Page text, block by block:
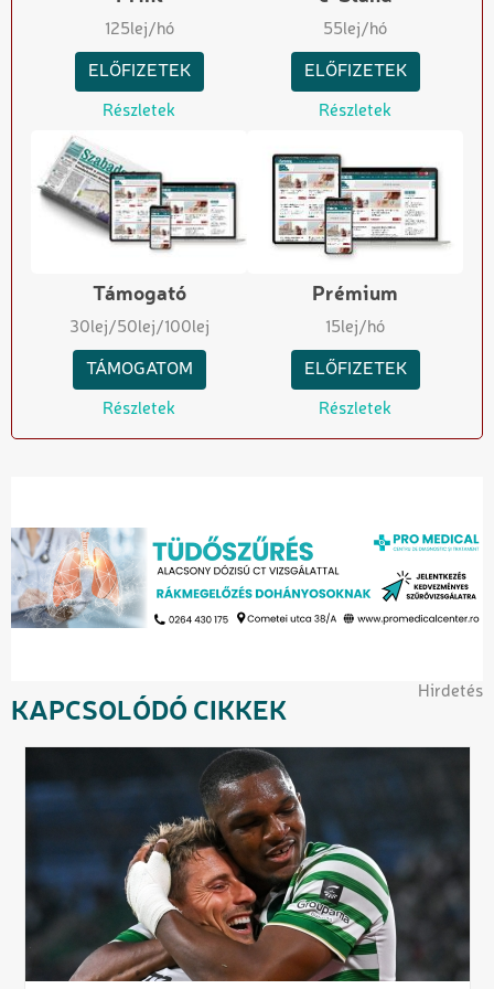
125lej/hó
ELŐFIZETEK
Részletek
55lej/hó
ELŐFIZETEK
Részletek
Támogató
30lej/50lej/100lej
TÁMOGATOM
Részletek
Prémium
15lej/hó
ELŐFIZETEK
Részletek
Hirdetés
KAPCSOLÓDÓ CIKKEK